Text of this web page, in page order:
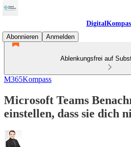
Abonnieren
Anmelden
Ablenkungsfrei auf
M365Kompass
Microsoft Teams
einstellen, dass sie dich